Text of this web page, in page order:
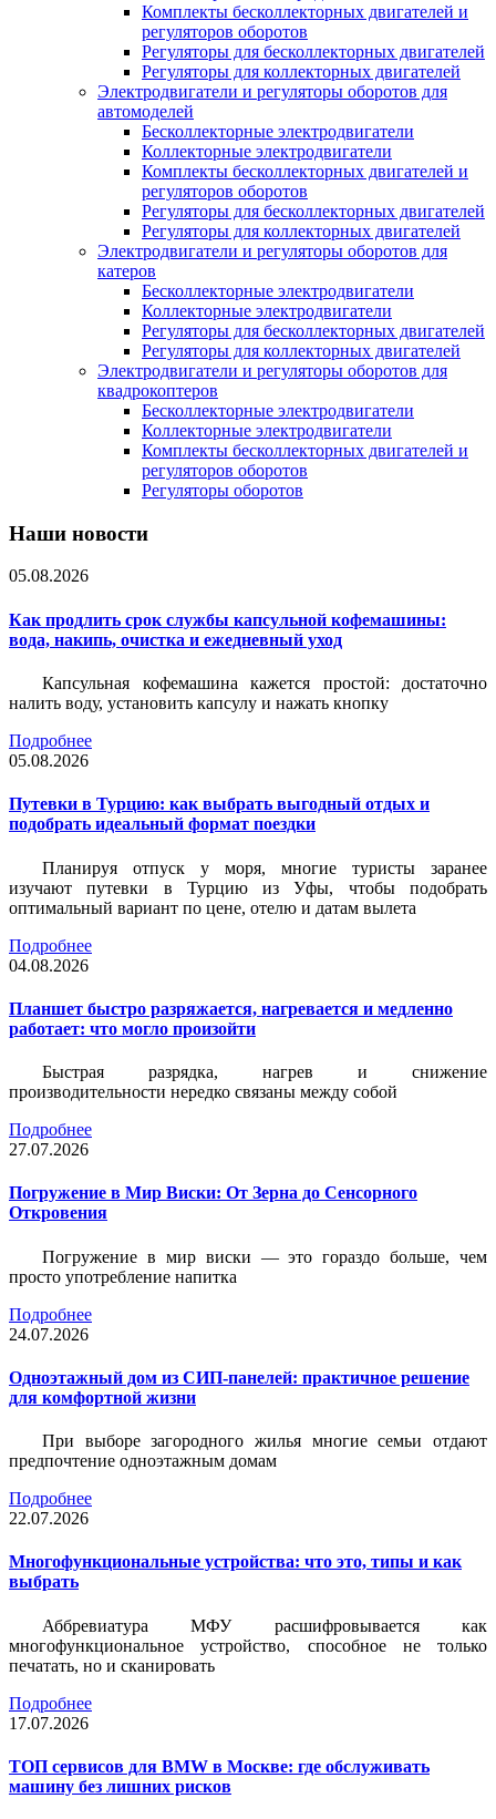
Комплекты бесколлекторных двигателей и
регуляторов оборотов
Регуляторы для бесколлекторных двигателей
Регуляторы для коллекторных двигателей
Электродвигатели и регуляторы оборотов для
автомоделей
Бесколлекторные электродвигатели
Коллекторные электродвигатели
Комплекты бесколлекторных двигателей и
регуляторов оборотов
Регуляторы для бесколлекторных двигателей
Регуляторы для коллекторных двигателей
Электродвигатели и регуляторы оборотов для
катеров
Бесколлекторные электродвигатели
Коллекторные электродвигатели
Регуляторы для бесколлекторных двигателей
Регуляторы для коллекторных двигателей
Электродвигатели и регуляторы оборотов для
квадрокоптеров
Бесколлекторные электродвигатели
Коллекторные электродвигатели
Комплекты бесколлекторных двигателей и
регуляторов оборотов
Регуляторы оборотов
Наши новости
05.08.2026
Как продлить срок службы капсульной кофемашины:
вода, накипь, очистка и ежедневный уход
Капсульная кофемашина кажется простой: достаточно
налить воду, установить капсулу и нажать кнопку
Подробнее
05.08.2026
Путевки в Турцию: как выбрать выгодный отдых и
подобрать идеальный формат поездки
Планируя отпуск у моря, многие туристы заранее
изучают путевки в Турцию из Уфы, чтобы подобрать
оптимальный вариант по цене, отелю и датам вылета
Подробнее
04.08.2026
Планшет быстро разряжается, нагревается и медленно
работает: что могло произойти
Быстрая разрядка, нагрев и снижение
производительности нередко связаны между собой
Подробнее
27.07.2026
Погружение в Мир Виски: От Зерна до Сенсорного
Откровения
Погружение в мир виски — это гораздо больше, чем
просто употребление напитка
Подробнее
24.07.2026
Одноэтажный дом из СИП-панелей: практичное решение
для комфортной жизни
При выборе загородного жилья многие семьи отдают
предпочтение одноэтажным домам
Подробнее
22.07.2026
Многофункциональные устройства: что это, типы и как
выбрать
Аббревиатура МФУ расшифровывается как
многофункциональное устройство, способное не только
печатать, но и сканировать
Подробнее
17.07.2026
ТОП сервисов для BMW в Москве: где обслуживать
машину без лишних рисков